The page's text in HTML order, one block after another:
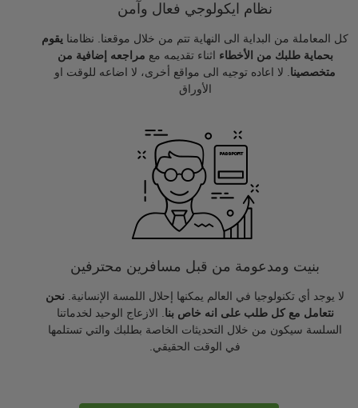
نظام ايكولوجي فعال وآمن
كل المعاملة من البداية الى النهاية تتم من خلال موقعنا. نظامنا يقوم
بحماية طلبك من الأخطاء اثناء تقديمه مع مراجعه إضافية من
متخصصينا . لا اعاده توجيه الى مواقع أخرى، لا اضاعه للوقت او
الأوراق
بنيت ومدعومة من قبل مسافرين محترفين
لا يوجد أي تكنولوجيا في العالم يمكنها إحلال اللمسة الإنسانية. نحن
نتعامل مع كل طلب على انه خاص بنا . الازعاج الوحيد لخدماتنا
السلسة سيكون من خلال التحديثات الخاصة بطلبك والتي تستلمها
في الوقت الحقيقي.